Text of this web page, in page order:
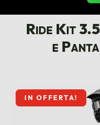
Ride Kit
e
IN OFFERTA!